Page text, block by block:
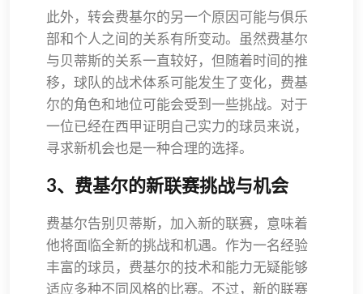
此外，转会费基尔的另一个原因可能与俱乐
部和个人之间的关系有所变动。虽然费基尔
与贝蒂斯的关系一直较好，但随着时间的推
移，球队的战术体系可能发生了变化，费基
尔的角色和地位可能会受到一些挑战。对于
一位已经在西甲证明自己实力的球员来说，
寻求新机会也是一种合理的选择。
3、费基尔的新联赛挑战与机会
费基尔告别贝蒂斯，加入新的联赛，意味着
他将面临全新的挑战和机遇。作为一名经验
丰富的球员，费基尔的技术和能力无疑能够
适应多种不同风格的比赛。不过，新的联赛